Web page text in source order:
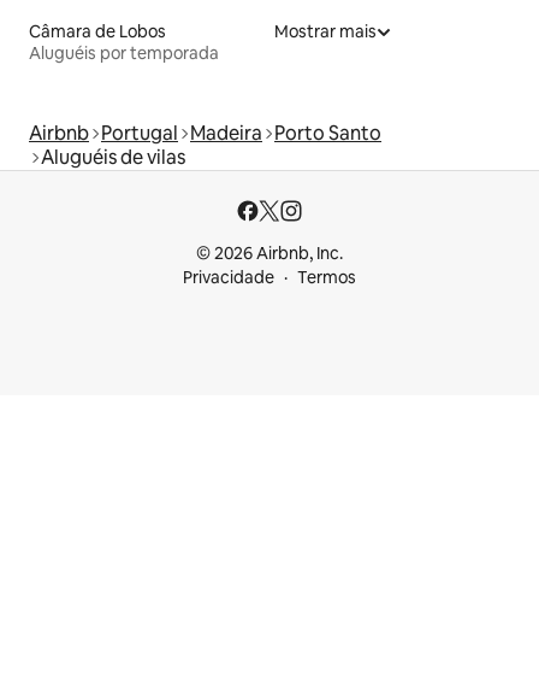
Câmara de Lobos
Aluguéis por temporada
Mostrar mais
Airbnb Portugal Madeira Porto Santo
Aluguéis de vilas
© 2026 Airbnb, Inc.
Privacidade
Termos